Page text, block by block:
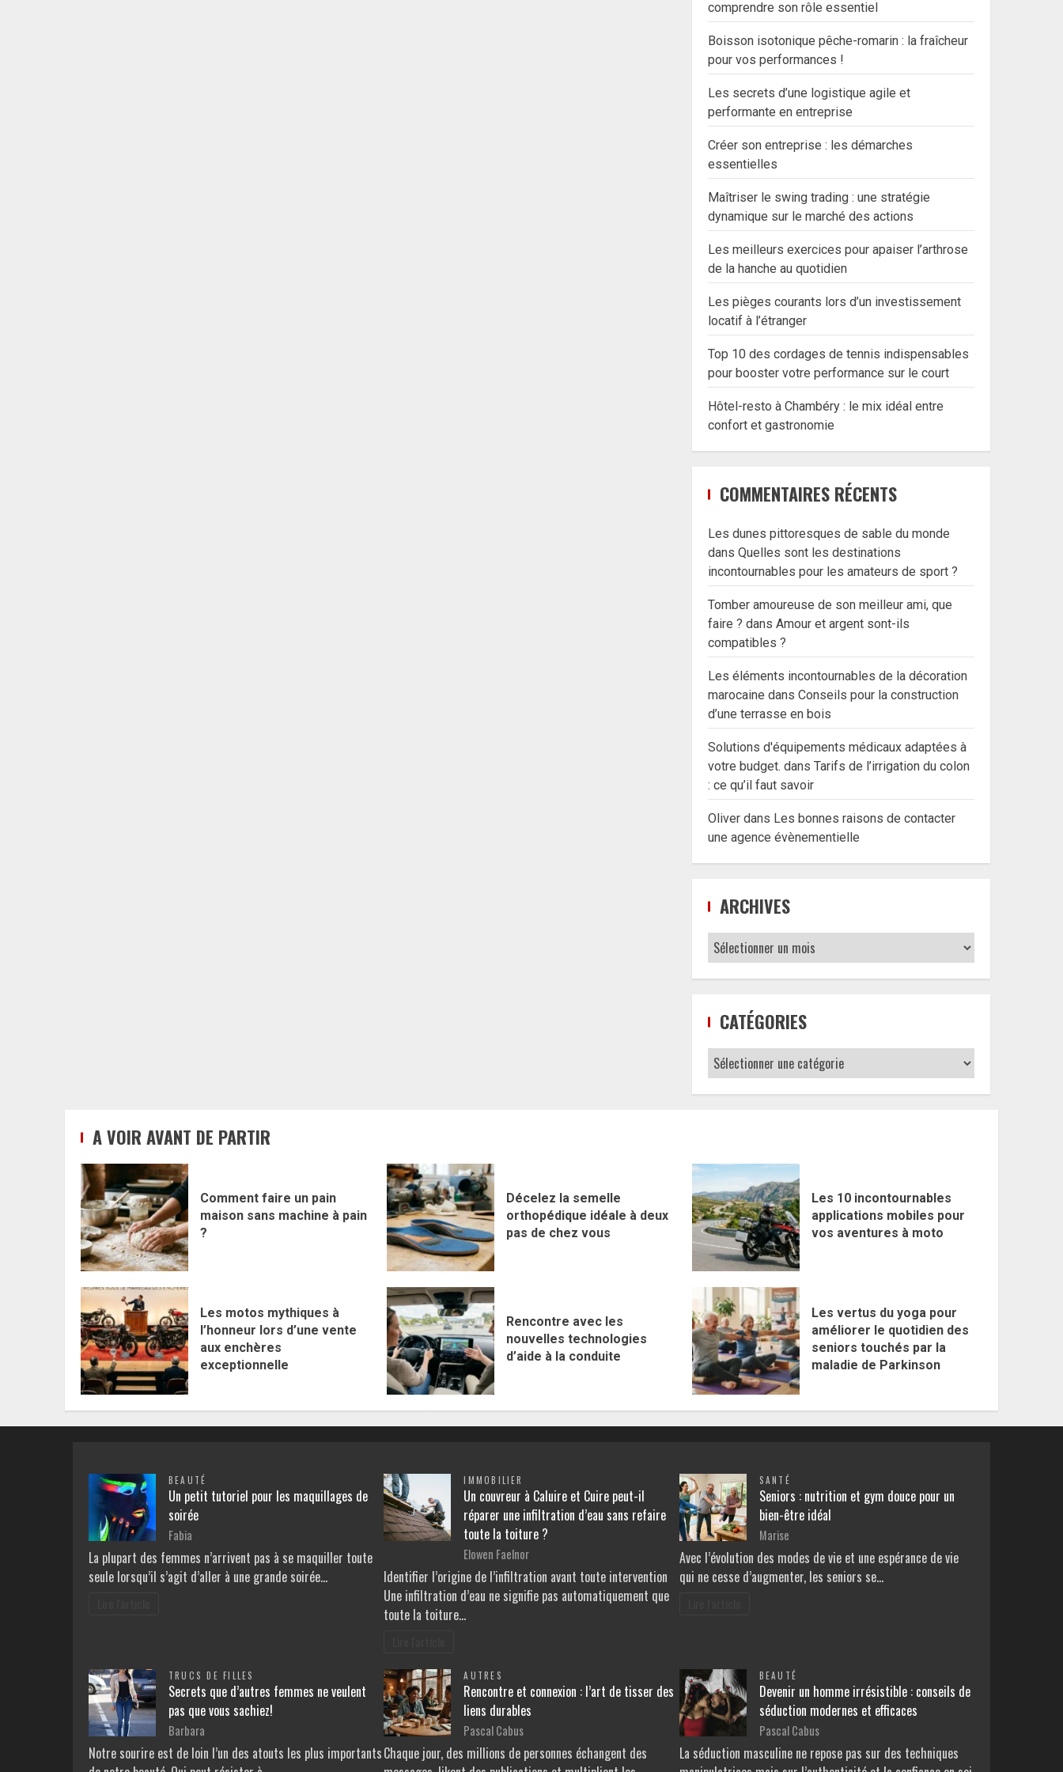
comprendre son rôle essentiel
Boisson isotonique pêche-romarin : la fraîcheur
pour vos performances !
Les secrets d’une logistique agile et
performante en entreprise
Créer son entreprise : les démarches
essentielles
Maîtriser le swing trading : une stratégie
dynamique sur le marché des actions
Les meilleurs exercices pour apaiser l’arthrose
de la hanche au quotidien
Les pièges courants lors d’un investissement
locatif à l’étranger
Top 10 des cordages de tennis indispensables
pour booster votre performance sur le court
Hôtel-resto à Chambéry : le mix idéal entre
confort et gastronomie
COMMENTAIRES RÉCENTS
Les dunes pittoresques de sable du monde
dansQuelles sont les destinations
incontournables pour les amateurs de sport ?
Tomber amoureuse de son meilleur ami, que
faire ? dansAmour et argent sont-ils
compatibles ?
Les éléments incontournables de la décoration
marocaine dansConseils pour la construction
d’une terrasse en bois
Solutions d'équipements médicaux adaptées à
votre budget. dansTarifs de l’irrigation du colon
: ce qu’il faut savoir
Oliver dans Les bonnes raisons de contacter
une agence évènementielle
ARCHIVES
Archives
CATÉGORIES
Catégories
A VOIR AVANT DE PARTIR
Comment faire un pain
maison sans machine à pain
?
Décelez la semelle
orthopédique idéale à deux
pas de chez vous
Les 10 incontournables
applications mobiles pour
vos aventures à moto
Les motos mythiques à
l’honneur lors d’une vente
aux enchères
exceptionnelle
Rencontre avec les
nouvelles technologies
d’aide à la conduite
Les vertus du yoga pour
améliorer le quotidien des
seniors touchés par la
maladie de Parkinson
BEAUTÉ
Un petit tutoriel pour les maquillages de
soirée
Fabia
La plupart des femmes n’arrivent pas à se maquiller toute
seule lorsqu’il s’agit d’aller à une grande soirée…
IMMOBILIER
Un couvreur à Caluire et Cuire peut-il
réparer une infiltration d’eau sans refaire
toute la toiture ?
Elowen Faelnor
Identifier l’origine de l’infiltration avant toute intervention
Une infiltration d’eau ne signifie pas automatiquement que
toute la toiture…
SANTÉ
Seniors : nutrition et gym douce pour un
bien-être idéal
Marise
Avec l’évolution des modes de vie et une espérance de vie
qui ne cesse d’augmenter, les seniors se…
TRUCS DE FILLES
Secrets que d’autres femmes ne veulent
pas que vous sachiez!
Barbara
Notre sourire est de loin l’un des atouts les plus importants
AUTRES
Rencontre et connexion : l’art de tisser des
liens durables
Pascal Cabus
Chaque jour, des millions de personnes échangent des
BEAUTÉ
Devenir un homme irrésistible : conseils de
séduction modernes et efficaces
Pascal Cabus
La séduction masculine ne repose pas sur des techniques